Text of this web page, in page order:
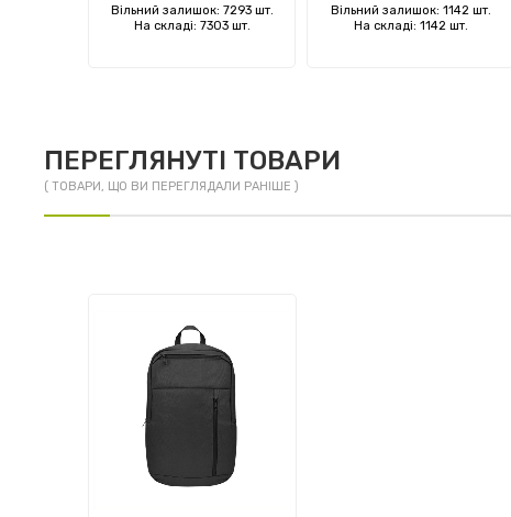
Вільний залишок: 7293 шт.
На складі: 7303 шт.
Вільний залишок: 1142 шт.
На складі: 1142 шт.
ПЕРЕГЛЯНУТІ ТОВАРИ
( ТОВАРИ, ЩО ВИ ПЕРЕГЛЯДАЛИ РАНІШЕ )